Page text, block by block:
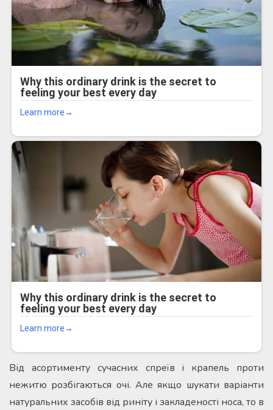
Від асортименту сучасних спреїв і крапель проти
нежитю розбігаються очі. Але якщо шукати варіанти
натуральних засобів від риніту і закладеності носа, то в